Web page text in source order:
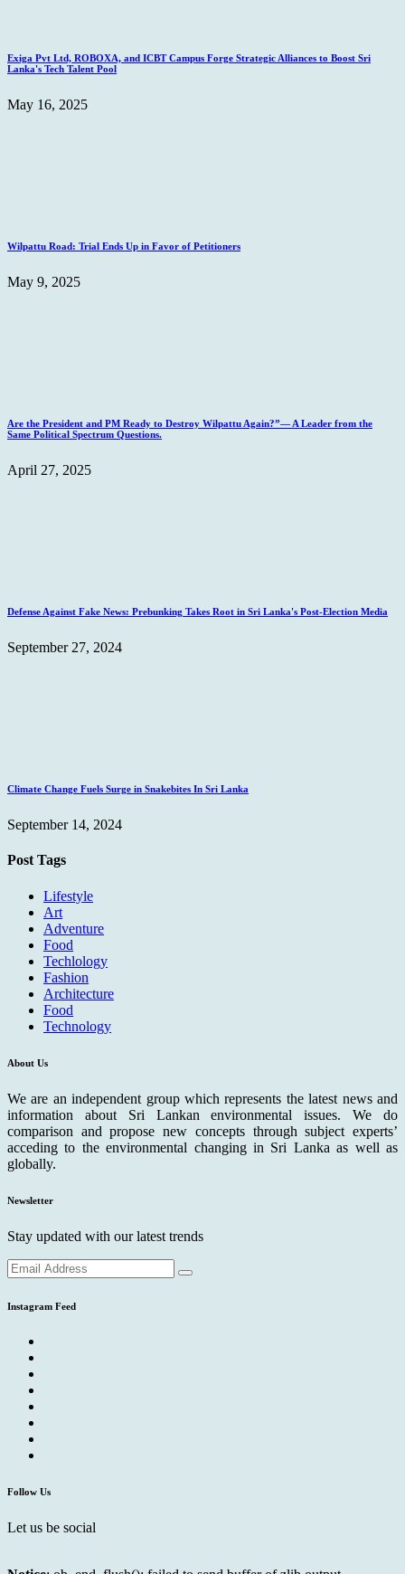
Exiga Pvt Ltd, ROBOXA, and ICBT Campus Forge Strategic Alliances to Boost Sri
Lanka's Tech Talent Pool
May 16, 2025
Wilpattu Road: Trial Ends Up in Favor of Petitioners
May 9, 2025
Are the President and PM Ready to Destroy Wilpattu Again?”— A Leader from the
Same Political Spectrum Questions.
April 27, 2025
Defense Against Fake News: Prebunking Takes Root in Sri Lanka's Post-Election Media
September 27, 2024
Climate Change Fuels Surge in Snakebites In Sri Lanka
September 14, 2024
Post Tags
Lifestyle
Art
Adventure
Food
Techlology
Fashion
Architecture
Food
Technology
About Us
We are an independent group which represents the latest news and
information about Sri Lankan environmental issues. We do
comparison and propose new concepts through subject experts’
acceding to the environmental changing in Sri Lanka as well as
globally.
Newsletter
Stay updated with our latest trends
Instagram Feed
Follow Us
Let us be social